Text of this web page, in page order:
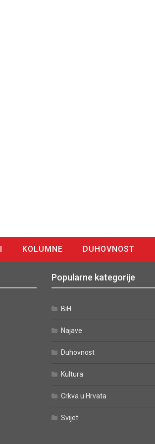
KOLUMNE DUHOVNOST
Popularne kategorije
BiH
Najave
Duhovnost
Kultura
Crkva u Hrvata
Svijet